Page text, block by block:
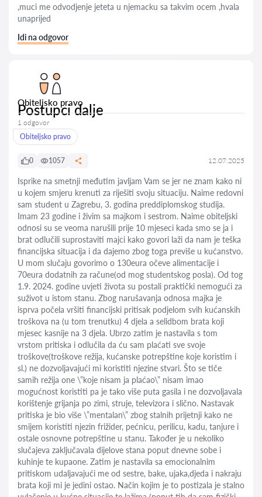
,muci me odvodjenje jeteta u njemacku sa takvim ocem ,hvala
unaprijed
Idi na odgovor
Obiteljsko pravo
Postupci dalje
1 odgovor
Obiteljsko pravo
0 1057 12.07.2025
Isprike na smetnji međutim javljam Vam se jer ne znam kako ni
u kojem smjeru krenuti za riješiti svoju situaciju. Naime redovni
sam student u Zagrebu, 3. godina preddiplomskog studija.
Imam 23 godine i živim sa majkom i sestrom. Naime obiteljski
odnosi su se veoma narušili prije 10 mjeseci kada smo se ja i
brat odlučili suprostaviti majci kako govori laži da nam je teška
financijska situacija i da dajemo zbog toga previše u kućanstvo.
U mom slučaju govorimo o 130eura očeve alimentacije i
70eura dodatnih za račune(od mog studentskog posla). Od tog
1.9. 2024. godine uvjeti života su postali praktički nemogući za
suživot u istom stanu. Zbog narušavanja odnosa majka je
isprva počela vršiti financijski pritisak podjelom svih kućanskih
troškova na (u tom trenutku) 4 djela a selidbom brata koji
mjesec kasnije na 3 djela. Ubrzo zatim je nastavila s tom
vrstom pritiska i odlučila da ću sam plaćati sve svoje
troškove(troškove režija, kućanske potrepštine koje koristim i
sl.) ne dozvoljavajući mi koristiti njezine stvari. Što se tiče
samih režija one \”koje nisam ja plaćao\” nisam imao
mogućnost koristiti pa je tako više puta gasila i ne dozvoljavala
korištenje grijanja po zimi, struje, televizora i slično. Nastavak
pritiska je bio više \”mentalan\” zbog stalnih prijetnji kako ne
smijem koristiti njezin frižider, pećnicu, perilicu, kadu, tanjure i
ostale osnovne potrepštine u stanu. Također je u nekoliko
slučajeva zaključavala dijelove stana poput dnevne sobe i
kuhinje te kupaone. Zatim je nastavila sa emocionalnim
pritiskom udaljavajući me od sestre, bake, ujaka,djeda i nakraju
brata koji mi je jedini ostao. Način kojim je to postizala je stalno